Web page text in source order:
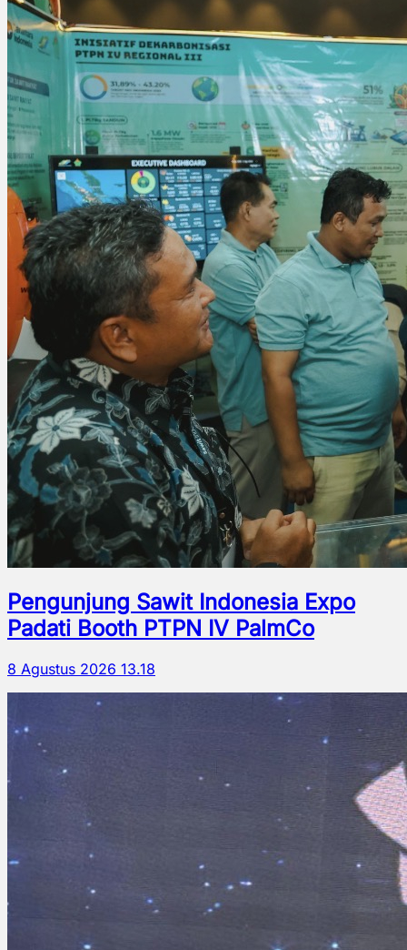
Pengunjung Sawit Indonesia Expo
Padati Booth PTPN IV PalmCo
8 Agustus 2026 13.18